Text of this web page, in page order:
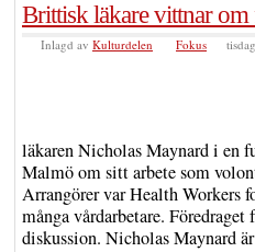
Brittisk läkare vittnar
Inlagd av Kulturdelen Fokus
läkaren Nicholas Maynard i en
Malmö om sitt arbete som
Arrangörer var Health Workers
många vårdarbetare.
diskussion. Nicholas Maynard